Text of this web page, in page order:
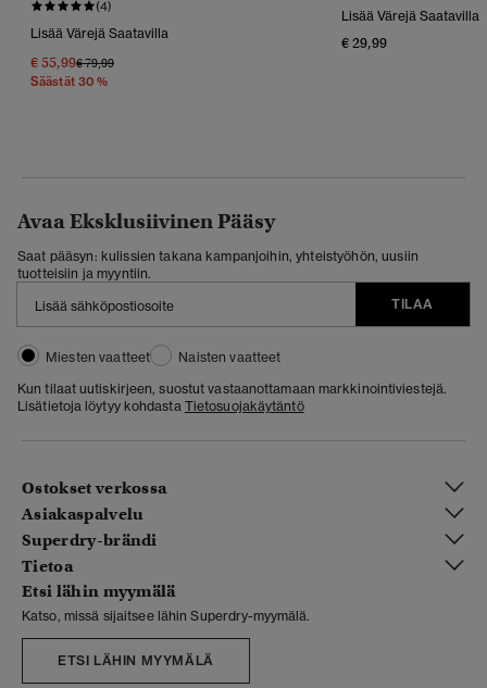
(4)
Lisää Värejä Saatavilla
€ 55,99Hinta Alennettu Hinnasta
€ 79,99Hintaan
Säästät 30 %
Lisää Värejä Saatavilla
€ 29,99
Avaa Eksklusiivinen Pääsy
Saat pääsyn: kulissien takana kampanjoihin, yhteistyöhön, uusiin
tuotteisiin ja myyntiin.
TILAA
Miesten vaatteet
Naisten vaatteet
Kun tilaat uutiskirjeen, suostut vastaanottamaan markkinointiviestejä.
Lisätietoja löytyy kohdasta Tietosuojakäytäntö
Ostokset verkossa
Asiakaspalvelu
Superdry-brändi
Tietoa
Etsi lähin myymälä
Katso, missä sijaitsee lähin Superdry-myymälä.
ETSI LÄHIN MYYMÄLÄ